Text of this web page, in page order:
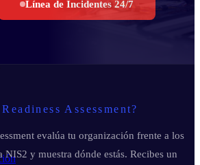
Línea de Incidentes 24/7
Assessment?
evalúa tu organización frente a los
y muestra dónde estás. Recibes un